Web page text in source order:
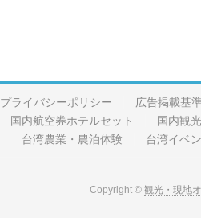
プライバシーポリシー 広告掲載基
国内航空券ホテルセット 国内観
台湾農業・農泊体験 台湾イベ
Copyright © 観光・現地